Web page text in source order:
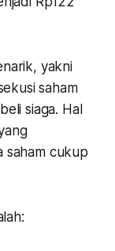
yakni
saham
siaga. Hal
saham cukup